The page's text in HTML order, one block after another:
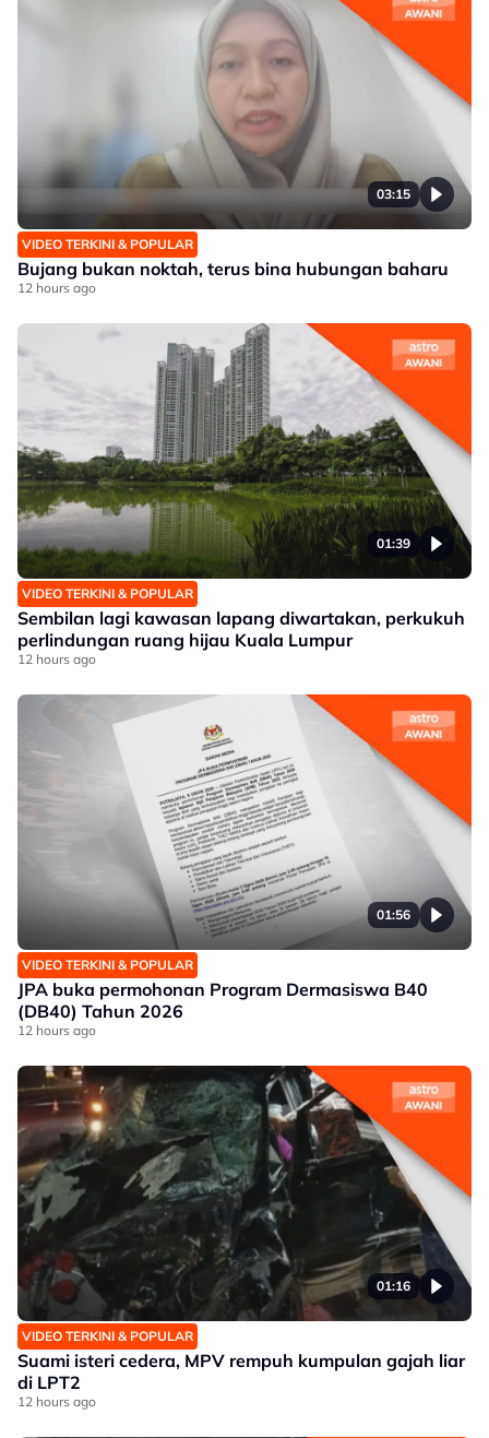
03:15
VIDEO TERKINI & POPULAR
Bujang bukan noktah, terus bina hubungan baharu
12 hours ago
01:39
VIDEO TERKINI & POPULAR
Sembilan lagi kawasan lapang diwartakan, perkukuh
perlindungan ruang hijau Kuala Lumpur
12 hours ago
01:56
VIDEO TERKINI & POPULAR
JPA buka permohonan Program Dermasiswa B40
(DB40) Tahun 2026
12 hours ago
01:16
VIDEO TERKINI & POPULAR
Suami isteri cedera, MPV rempuh kumpulan gajah liar
di LPT2
12 hours ago